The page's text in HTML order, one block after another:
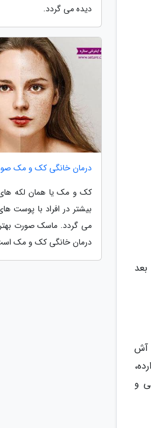
و بعد
آش
و
دیده می گردد.
درمان خانگی کک و مک
کک و مک یا همان لکه
بیشتر در افراد با پوست
می گردد. ماسک صورت
درمان خانگی کک و مک